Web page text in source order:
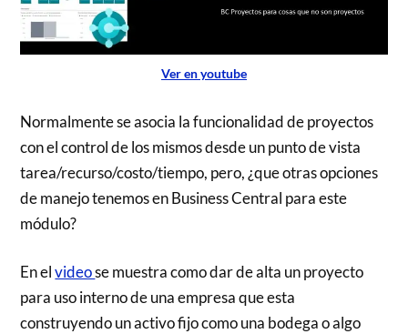
Ver en youtube
Normalmente se asocia la funcionalidad de proyectos
con el control de los mismos desde un punto de vista
tarea/recurso/costo/tiempo, pero, ¿que otras opciones
de manejo tenemos en Business Central para este
módulo?
En elvideose muestra como dar de alta un proyecto
para uso interno de una empresa que esta
construyendo un activo fijo como una bodega o algo